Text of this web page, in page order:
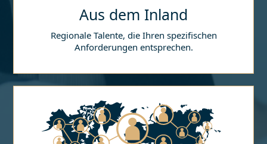
Aus dem Inland
Regionale Talente, die Ihren spezifischen
Anforderungen entsprechen.